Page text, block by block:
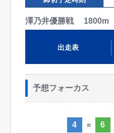
澤乃井優勝戦 1800m
出走表
予想フォーカス
4 = 6